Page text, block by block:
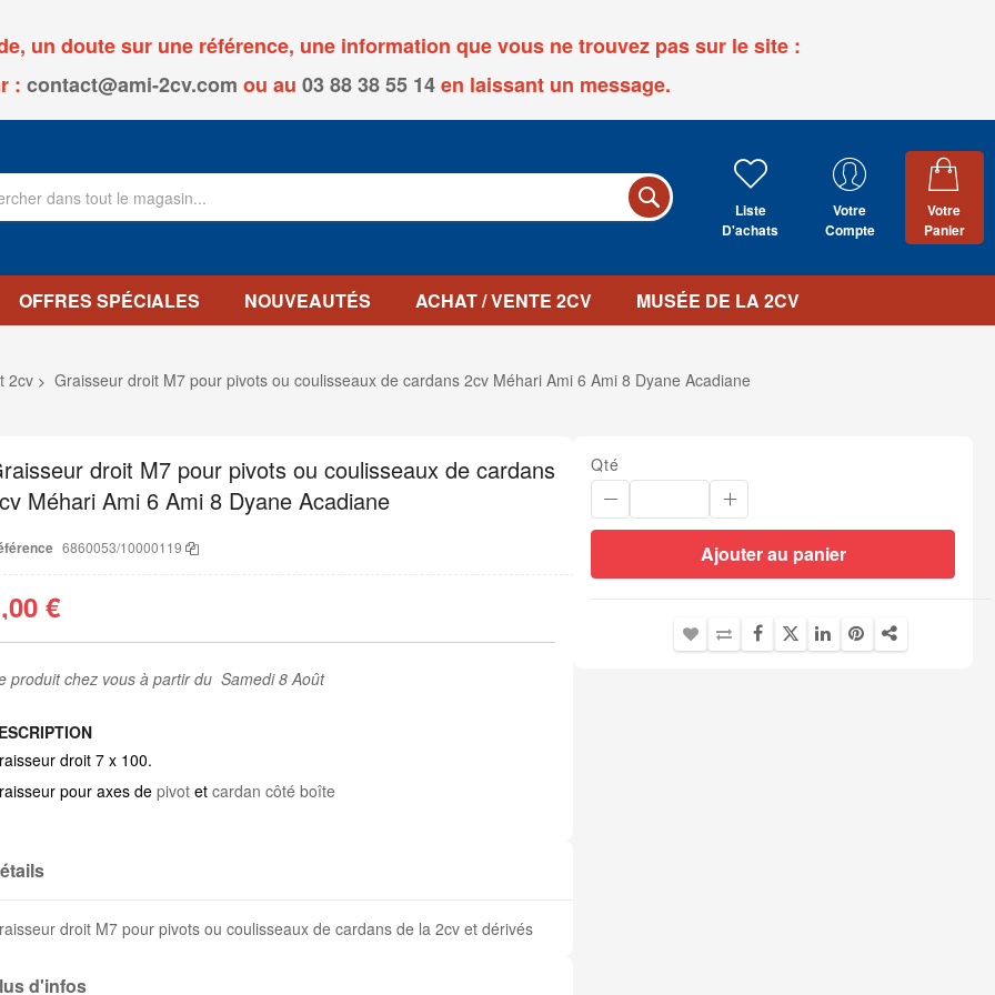
un doute sur une référence, une information que vous ne trouvez pas sur le site :
: contact@ami-2cv.com ou au 03 88 38 55 14en laissant un message.
Liste
D'achats
Votre
Compte
Votre
Panier
OFFRES SPÉCIALES NOUVEAUTÉS ACHAT / VENTE 2CV MUSÉE DE LA 2CV
2cv Graisseur droit M7 pour pivots ou coulisseaux de cardans 2cv Méhari Ami 6 Ami 8 Dyane Acadiane
droit M7 pour pivots ou coulisseaux de cardans
Méhari Ami 6 Ami 8 Dyane Acadiane
6860053/10000119
€
produit chez vous à partir du Samedi 8 Août
droit 7 x 100.
pour axes de pivot et cardan côté boîte
droit M7 pour pivots ou coulisseaux de cardans de la 2cv et dérivés
d'infos
Qté
Ajouter au panier